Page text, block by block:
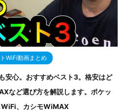
WiFi動画まとめ
安心。おすすめベスト3。格安はど
など選び方を解説します。ポケッ
WiFi、カシモWiMAX